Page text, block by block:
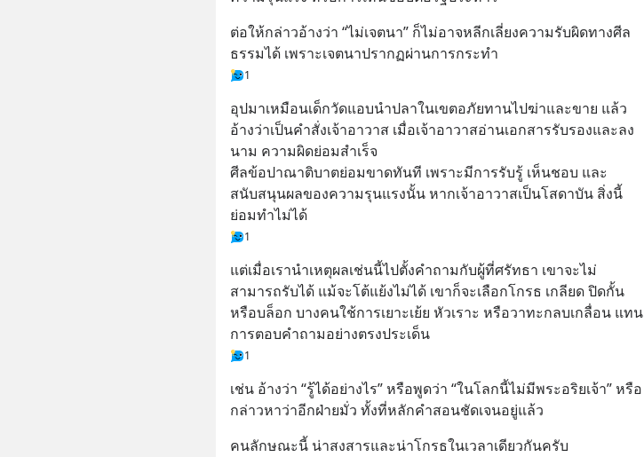
ต่อให้กล่าวอ้างว่า “ไม่เจตนา” ก็ไม่อาจหลีกเลี่ยงความรับผิดทางศีล
ธรรมได้ เพราะเจตนาปรากฏผ่านการกระทำ
1
อุปมาเหมือนเด็กวัดแอบนำปลาในเขตอภัยทานไปฆ่าและขาย แล้ว
อ้างว่าเป็นคำสั่งเจ้าอาวาส เมื่อเจ้าอาวาสอ่านเอกสารรับรองและลง
นาม ความผิดย่อมสำเร็จ
ศีลข้อปาณาติบาตย่อมขาดทันที เพราะมีการรับรู้ เห็นชอบ และ
สนับสนุนผลของความรุนแรงนั้น หากเจ้าอาวาสเป็นโสดาบัน สิ่งนี้
ย่อมทำไม่ได้
1
แต่เมื่อเรานำเหตุผลเช่นนี้ไปตั้งคำถามกับผู้ที่ศรัทธา เขาจะไม่
สามารถรับได้ แม้จะโต้แย้งไม่ได้ เขาก็จะเลือกโกรธ เกลียด ปิดกั้น
หรือบล็อก บางคนใช้การเยาะเย้ย หัวเราะ หรือวาทะกลบเกลื่อน แทน
การตอบคำถามอย่างตรงประเด็น
1
เช่น อ้างว่า “รู้ได้อย่างไร” หรือพูดว่า “ในโลกนี้ไม่มีพระอริยเจ้า” หรือ
กล่าวหาว่าอีกฝ่ายมั่ว ทั้งที่หลักคำสอนชัดเจนอยู่แล้ว
คนลักษณะนี้ น่าสงสารและน่าโกรธในเวลาเดียวกันครับ